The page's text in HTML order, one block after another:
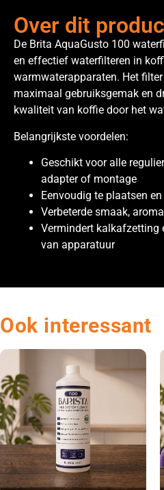
Over dit
De Brita AquaGusto 100
en effectief waterfilteren in
warmwaterapparaten. Het
maximaal gebruiksgemak en
kwaliteit van koffie door het
Belangrijkste voordelen:
Geschikt voor alle
adapter of montage
Eenvoudig te plaatsen
Verbeterde smaak,
Vermindert kalkafzetting
van apparatuur